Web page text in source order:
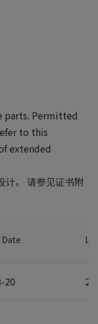
parts. Permitted
to this
extended
计。 请参见证书附
20